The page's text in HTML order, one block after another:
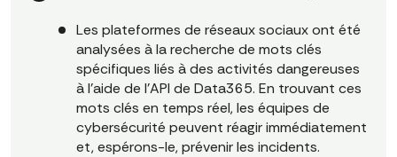
Les plateformes de réseaux sociaux ont été
analysées à la recherche de mots clés
spécifiques liés à des activités dangereuses
à l'aide de l'API de Data365. En trouvant ces
mots clés en temps réel, les équipes de
cybersécurité peuvent réagir immédiatement
et, espérons-le, prévenir les incidents.